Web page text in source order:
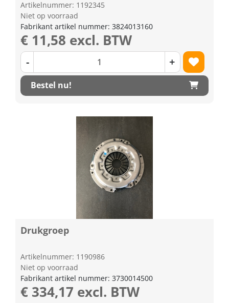
Artikelnummer: 1192345
Niet op voorraad
Fabrikant artikel nummer: 3824013160
€ 11,58 excl. BTW
- +
Bestel nu!
Drukgroep
Artikelnummer: 1190986
Niet op voorraad
Fabrikant artikel nummer: 3730014500
€ 334,17 excl. BTW